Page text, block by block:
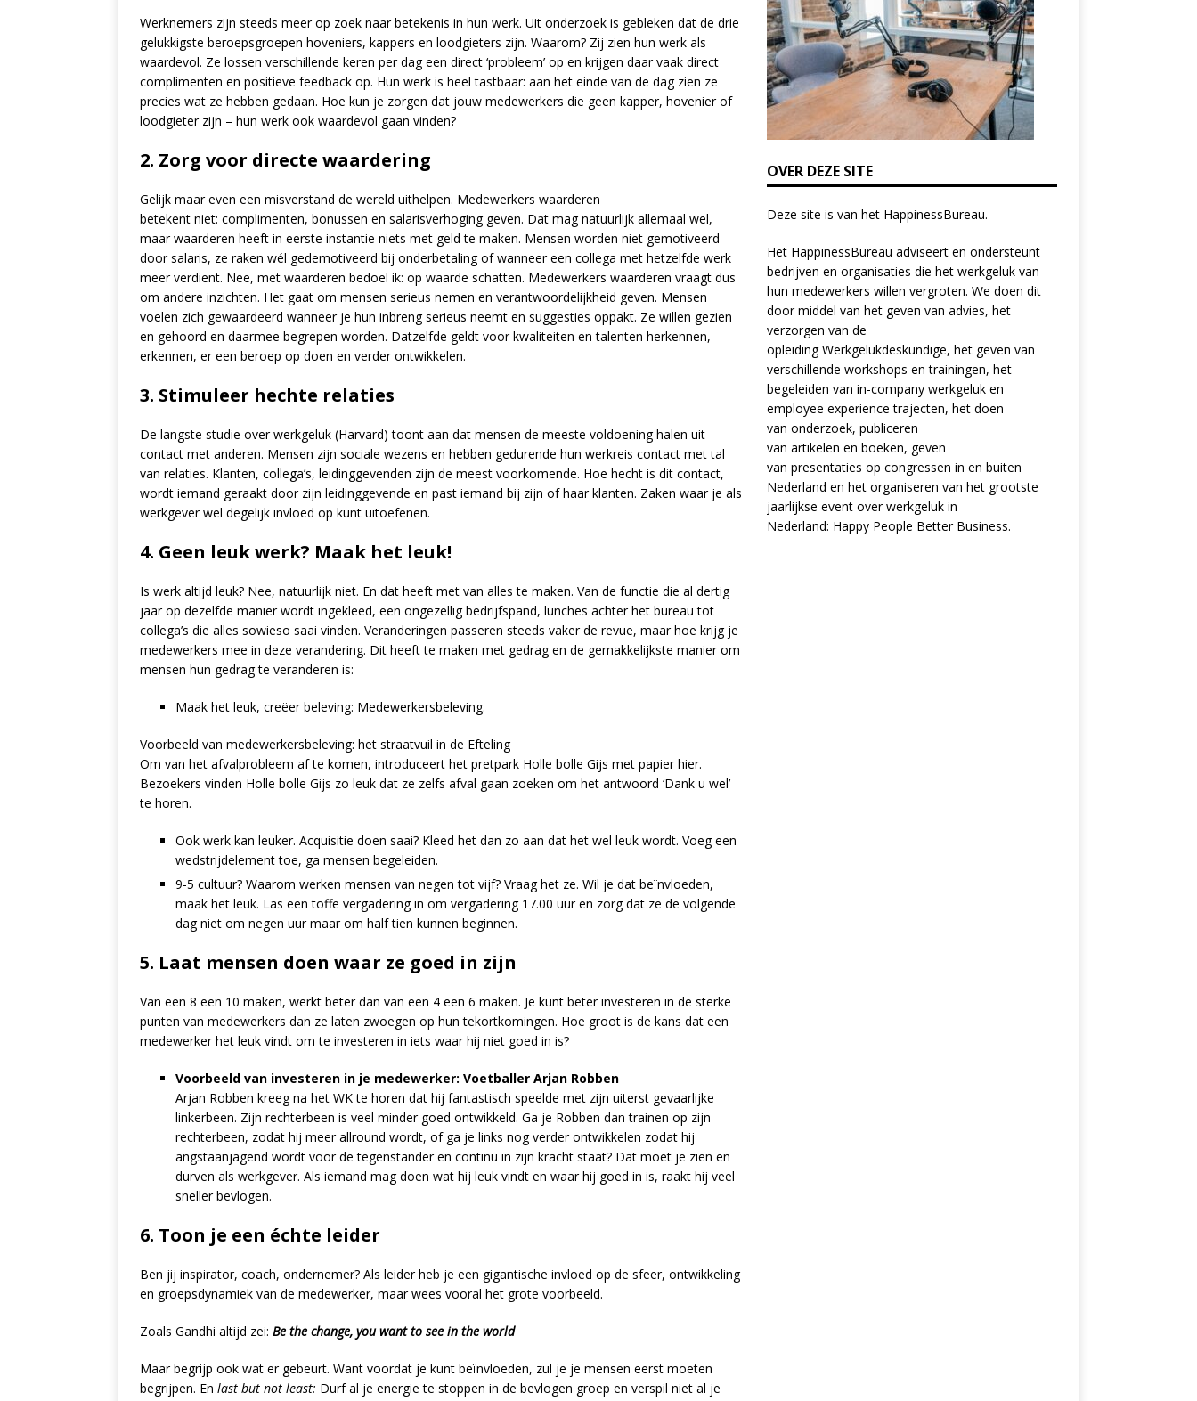
Werknemers zijn steeds meer op zoek naar betekenis in hun werk. Uit onderzoek is gebleken dat de drie
gelukkigste beroepsgroepen hoveniers, kappers en loodgieters zijn. Waarom? Zij zien hun werk als
waardevol. Ze lossen verschillende keren per dag een direct ‘probleem’ op en krijgen daar vaak direct
complimenten en positieve feedback op. Hun werk is heel tastbaar: aan het einde van de dag zien ze
precies wat ze hebben gedaan. Hoe kun je zorgen dat jouw medewerkers die geen kapper, hovenier of
loodgieter zijn – hun werk ook waardevol gaan vinden?
2. Zorg voor directe waardering
Gelijk maar even een misverstand de wereld uithelpen. Medewerkers waarderen
betekent niet: complimenten, bonussen en salarisverhoging geven. Dat mag natuurlijk allemaal wel,
maar waarderen heeft in eerste instantie niets met geld te maken. Mensen worden niet gemotiveerd
door salaris, ze raken wél gedemotiveerd bij onderbetaling of wanneer een collega met hetzelfde werk
meer verdient. Nee, met waarderen bedoel ik: op waarde schatten. Medewerkers waarderen vraagt dus
om andere inzichten. Het gaat om mensen serieus nemen en verantwoordelijkheid geven. Mensen
voelen zich gewaardeerd wanneer je hun inbreng serieus neemt en suggesties oppakt. Ze willen gezien
en gehoord en daarmee begrepen worden. Datzelfde geldt voor kwaliteiten en talenten herkennen,
erkennen, er een beroep op doen en verder ontwikkelen.
3. Stimuleer hechte relaties
De langste studie over werkgeluk (Harvard) toont aan dat mensen de meeste voldoening halen uit
contact met anderen. Mensen zijn sociale wezens en hebben gedurende hun werkreis contact met tal
van relaties. Klanten, collega’s, leidinggevenden zijn de meest voorkomende. Hoe hecht is dit contact,
wordt iemand geraakt door zijn leidinggevende en past iemand bij zijn of haar klanten. Zaken waar je als
werkgever wel degelijk invloed op kunt uitoefenen.
4. Geen leuk werk? Maak het leuk!
Is werk altijd leuk? Nee, natuurlijk niet. En dat heeft met van alles te maken. Van de functie die al dertig
jaar op dezelfde manier wordt ingekleed, een ongezellig bedrijfspand, lunches achter het bureau tot
collega’s die alles sowieso saai vinden. Veranderingen passeren steeds vaker de revue, maar hoe krijg je
medewerkers mee in deze verandering. Dit heeft te maken met gedrag en de gemakkelijkste manier om
mensen hun gedrag te veranderen is:
Maak het leuk, creëer beleving: Medewerkersbeleving.
Voorbeeld van medewerkersbeleving: het straatvuil in de Efteling
Om van het afvalprobleem af te komen, introduceert het pretpark Holle bolle Gijs met papier hier.
Bezoekers vinden Holle bolle Gijs zo leuk dat ze zelfs afval gaan zoeken om het antwoord ‘Dank u wel’
te horen.
Ook werk kan leuker. Acquisitie doen saai? Kleed het dan zo aan dat het wel leuk wordt. Voeg een
wedstrijdelement toe, ga mensen begeleiden.
9-5 cultuur? Waarom werken mensen van negen tot vijf? Vraag het ze. Wil je dat beïnvloeden,
maak het leuk. Las een toffe vergadering in om vergadering 17.00 uur en zorg dat ze de volgende
dag niet om negen uur maar om half tien kunnen beginnen.
5. Laat mensen doen waar ze goed in zijn
Van een 8 een 10 maken, werkt beter dan van een 4 een 6 maken. Je kunt beter investeren in de sterke
punten van medewerkers dan ze laten zwoegen op hun tekortkomingen. Hoe groot is de kans dat een
medewerker het leuk vindt om te investeren in iets waar hij niet goed in is?
Voorbeeld van investeren in je medewerker: Voetballer Arjan Robben
Arjan Robben kreeg na het WK te horen dat hij fantastisch speelde met zijn uiterst gevaarlijke
linkerbeen. Zijn rechterbeen is veel minder goed ontwikkeld. Ga je Robben dan trainen op zijn
rechterbeen, zodat hij meer allround wordt, of ga je links nog verder ontwikkelen zodat hij
angstaanjagend wordt voor de tegenstander en continu in zijn kracht staat? Dat moet je zien en
durven als werkgever. Als iemand mag doen wat hij leuk vindt en waar hij goed in is, raakt hij veel
sneller bevlogen.
6. Toon je een échte leider
Ben jij inspirator, coach, ondernemer? Als leider heb je een gigantische invloed op de sfeer, ontwikkeling
en groepsdynamiek van de medewerker, maar wees vooral het grote voorbeeld.
Zoals Gandhi altijd zei: Be the change, you want to see in the world
Maar begrijp ook wat er gebeurt. Want voordat je kunt beïnvloeden, zul je je mensen eerst moeten
begrijpen. En last but not least: Durf al je energie te stoppen in de bevlogen groep en verspil niet al je
b
l
a
n
k
.
OVER DEZE SITE
Deze site is van het HappinessBureau.
Het HappinessBureau adviseert en ondersteunt
bedrijven en organisaties die het werkgeluk van
hun medewerkers willen vergroten. We doen dit
door middel van het geven van advies, het
verzorgen van de
opleidingWerkgelukdeskundige, het geven van
verschillende workshops en trainingen, het
begeleiden van in-company werkgeluk en
employee experiencetrajecten, het doen
van onderzoek, publiceren
van artikelen en boeken, geven
van presentaties op congressen in en buiten
Nederland en het organiseren van het grootste
jaarlijkse event over werkgeluk in
Nederland: Happy People Better Business.